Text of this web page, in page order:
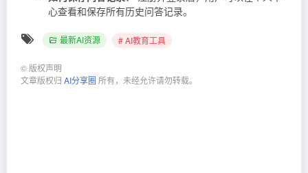
心查看和保存所有历史问答记录。
最新AI资源 # AI教育工具
©版权声明
文章版权归 AI分享圈 所有，未经允许请勿转载。